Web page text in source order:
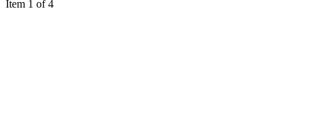
Item 1 of 4